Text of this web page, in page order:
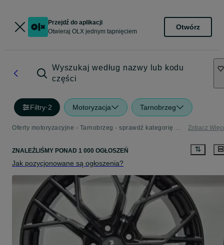
Przejdź do aplikacji
Otwieraj OLX jednym tapnięciem
Otwórz
Wyszukaj według nazwy lub kodu
części
Filtry·2 Motoryzacja Tarnobrzeg
Oferty motoryzacyjne - Tarnobrzeg - sprawdź kategorię Motoryzacja Zobacz
ZNALEŹLIŚMY PONAD 1 000 OGŁOSZEŃ
Jak pozycjonowane są ogłoszenia?